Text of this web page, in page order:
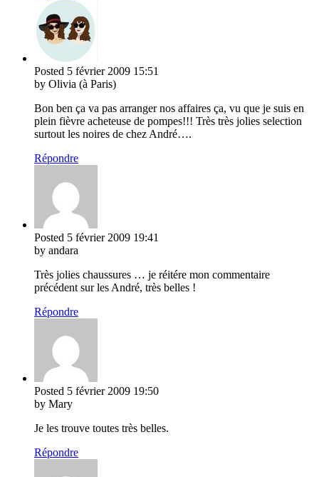
Posted 5 février 2009 15:51
by Olivia (à Paris)
Bon ben ça va pas arranger nos affaires ça, vu que je suis en
plein fièvre acheteuse de pompes!!! Très très jolies selection
surtout les noires de chez André….
Répondre
Posted 5 février 2009 19:41
by andara
Très jolies chaussures … je réitére mon commentaire
précédent sur les André, très belles !
Répondre
Posted 5 février 2009 19:50
by Mary
Je les trouve toutes très belles.
Répondre